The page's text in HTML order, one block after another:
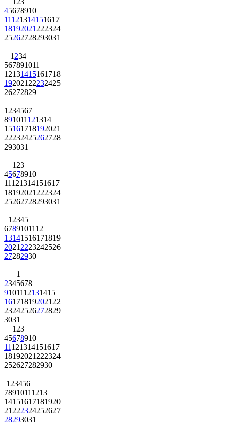
45678910
11121314151617
18192021 222324
25262728293031
1 234
567891011
12131415161718
192021 22232425
26272829
1 234567
891011121314
15161718192021
22232425262728
293031
1 23
45678910
11121314151617
18192021 222324
25262728293031
1 2345
6789101112
13141516171819
2021 2223242526
27282930
1
2345678
9101112131415
161718192021 22
23242526272829
3031
1 23
45678910
11121314151617
18192021 222324
252627282930
1 23456
78910111213
14151617181920
21 222324252627
28293031